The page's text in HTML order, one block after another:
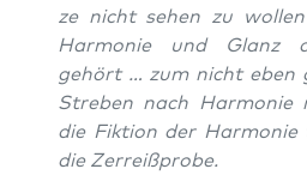
ze nicht sehen zu
Har­mo­nie und Glanz
gehört … zum nicht eben
Stre­ben nach Har­mo­nie
die Fik­ti­on der
die Zerreißprobe.